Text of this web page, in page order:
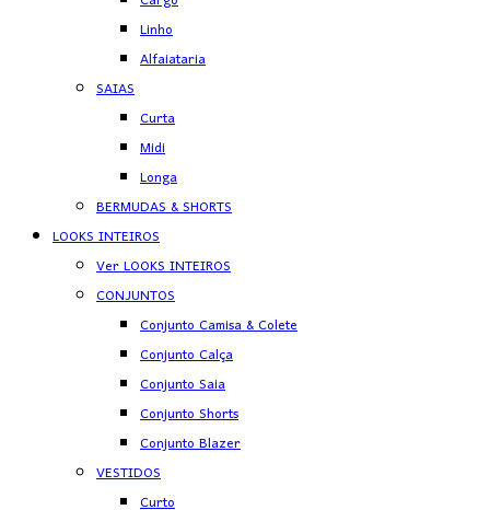
Linho
Alfaiataria
SAIAS
Curta
Midi
Longa
BERMUDAS & SHORTS
LOOKS INTEIROS
Ver LOOKS INTEIROS
CONJUNTOS
Conjunto Camisa & Colete
Conjunto Calça
Conjunto Saia
Conjunto Shorts
Conjunto Blazer
VESTIDOS
Curto